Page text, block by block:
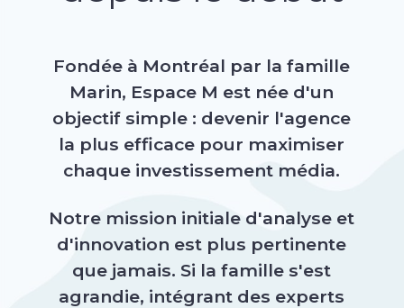
Fondée à Montréal par la famille
Marin, Espace M est née d'un
objectif simple : devenir l'agence
la plus efficace pour maximiser
chaque investissement média.
Notre mission initiale d'analyse et
d'innovation est plus pertinente
que jamais. Si la famille s'est
agrandie, intégrant des experts